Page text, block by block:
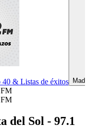
& Listas de éxitos
FM
FM
del Sol - 97.1